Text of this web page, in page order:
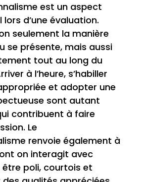
est un aspect
d’une évaluation.
seulement la manière
se présente, mais aussi
tout au long du
à l’heure, s’habiller
et adopter une
sont autant
contribuent à faire
Le
renvoie également à
on interagit avec
être poli, courtois et